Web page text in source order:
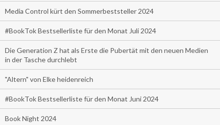
Media Control kürt den Sommerbeststeller 2024
#BookTok Bestsellerliste für den Monat Juli 2024
Die Generation Z hat als Erste die Pubertät mit den neuen Medien
in der Tasche durchlebt
"Altern" von Elke heidenreich
#BookTok Bestsellerliste für den Monat Juni 2024
Book Night 2024